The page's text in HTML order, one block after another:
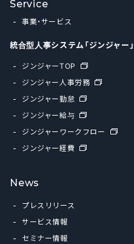
Service
事業・サービス
統合型人事システム「ジンジャー」
ジンジャーTOP
ジンジャー人事労務
ジンジャー勤怠
ジンジャー給与
ジンジャーワークフロー
ジンジャー経費
News
プレスリリース
サービス情報
セミナー情報